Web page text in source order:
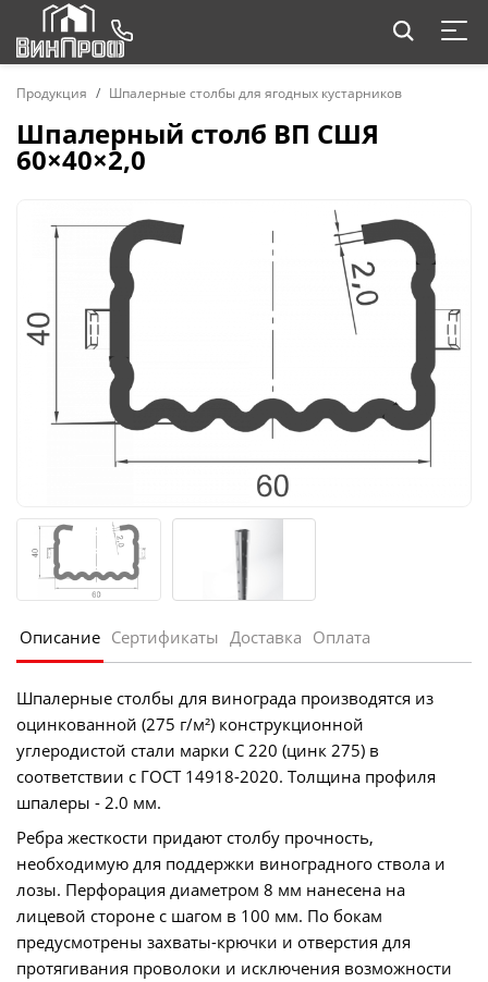
Продукция Шпалерные столбы для ягодных кустарников
Шпалерный столб ВП СШЯ
60×40×2,0
Описание Сертификаты Доставка Оплата
Шпалерные столбы для винограда производятся из
оцинкованной (275 г/м²) конструкционной
углеродистой стали марки С 220 (цинк 275) в
соответствии с ГОСТ 14918-2020. Толщина профиля
шпалеры - 2.0 мм.
Ребра жесткости придают столбу прочность,
необходимую для поддержки виноградного ствола и
лозы. Перфорация диаметром 8 мм нанесена на
лицевой стороне с шагом в 100 мм. По бокам
предусмотрены захваты-крючки и отверстия для
протягивания проволоки и исключения возможности